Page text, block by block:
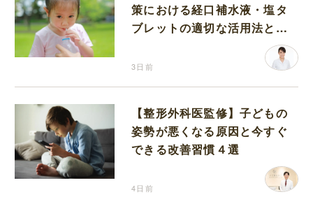
策における経口補水液・塩タ
ブレットの適切な活用法と水
3日前
【整形外科医監修】子どもの
姿勢が悪くなる原因と今すぐ
できる改善習慣４選
4日前